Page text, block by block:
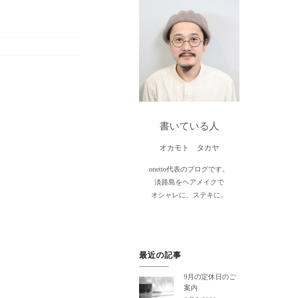
書いている人
オカモト タカヤ
onetto代表のブログです。
淡路島をヘアメイクで
オシャレに、ステキに。
最近の記事
9月の定休日のご
案内